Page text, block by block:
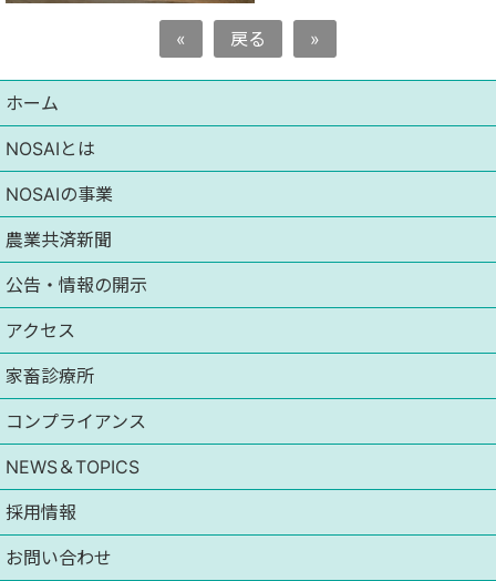
« 戻る »
ホーム
NOSAIとは
NOSAIの事業
農業共済新聞
公告・情報の開示
アクセス
家畜診療所
コンプライアンス
NEWS＆TOPICS
採用情報
お問い合わせ